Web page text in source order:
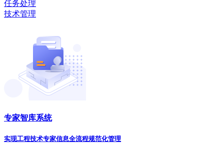
任务处理
技术管理
专家智库系统
实现工程技术专家信息全流程规范化管理